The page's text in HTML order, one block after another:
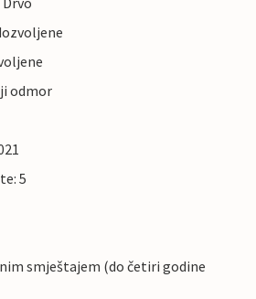
odmor
5
smještajem (do četiri godine